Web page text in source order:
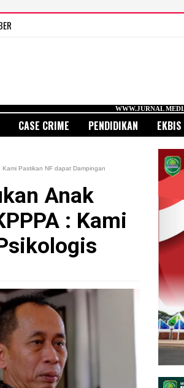
WWW.JURNAL MEDIA INDONESIA.COM
CASE CRIME PENDIDIKAN EKBIS
Pastikan NF dapat Dampingan
Anak
: Kami